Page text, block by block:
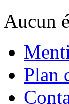
Aucun
Plan